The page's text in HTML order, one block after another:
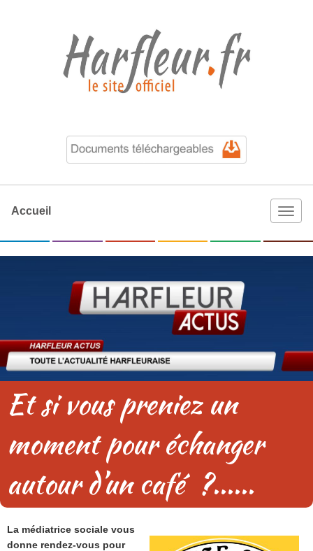
Accueil
Et si vous preniez un
moment pour échanger
autour d’un café ?......
La médiatrice sociale vous
donne rendez-vous pour